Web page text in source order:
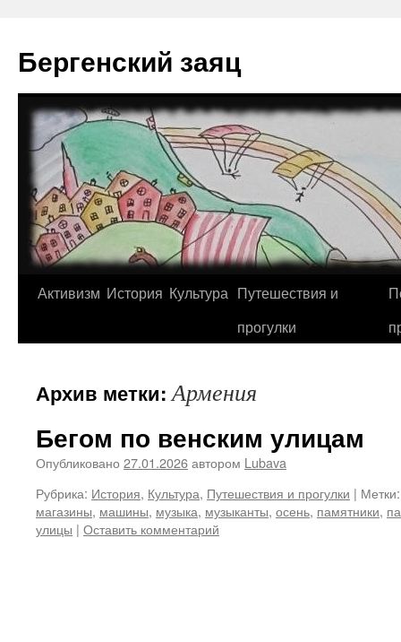
содержимому
Бергенский заяц
Активизм История Культура Путешествия и
прогулки
Архив метки:Армения
Бегом по венским улицам
Опубликовано 27.01.2026автором Lubava
Рубрика: История, Культура, Путешествия и прогулки | Метки:
магазины, машины, музыка, музыканты, осень, памятники,
улицы | Оставить комментарий